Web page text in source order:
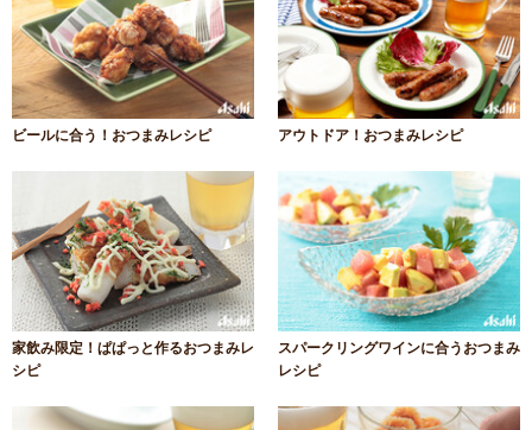
ビールに合う！おつまみレシピ アウトドア！おつまみレシピ
家飲み限定！ぱぱっと作るおつまみレ
シピ
スパークリングワインに合うおつまみ
レシピ